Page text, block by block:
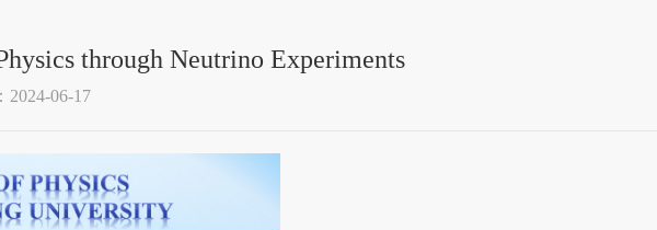
through Neutrino Experiments
2024-06-17